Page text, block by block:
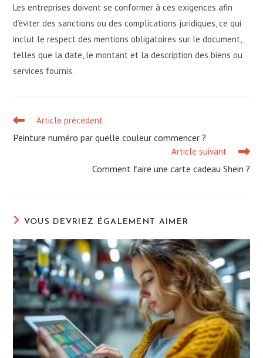
Les entreprises doivent se conformer à ces exigences afin
d’éviter des sanctions ou des complications juridiques, ce qui
inclut le respect des mentions obligatoires sur le document,
telles que la date, le montant et la description des biens ou
services fournis.
Read
articles
Article précédent
Peinture numéro par quelle couleur commencer ?
Article suivant
Comment faire une carte cadeau Shein ?
VOUS DEVRIEZ ÉGALEMENT AIMER